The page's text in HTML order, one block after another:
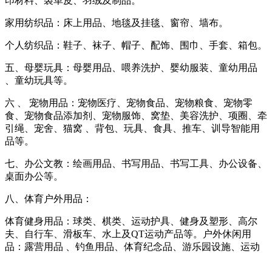
家用纺织品：床上用品、地毯及挂毯、窗帘、墙布。
个人纺织品：鞋子、袜子、帽子、配饰、围巾、手套、箱包。
五、母婴玩具：母婴用品、喂养洗护、婴幼服装、童幼用品
、童幼玩具等。
六
宠物用品：宠物医疗、宠物食品、宠物粮食、宠物零
食、宠物食品添加剂、宠物服饰、窝垫、美容洗护、项圈、牵
引绳、宠舍、猫窝
、背包、玩具、食具、推车、训导智能用
品等。
七、办公文教：绘画用品、书写用品、书写工具、办公设备、
桌面办公等。
八、体育户外用品：
体育健身用品：球类、棋类、运动护具、健身及塑形、高尔
夫、自行车、滑板车、水上及QT运动产品等。户外休闲用
品：露营用品
、钓鱼用品、体育纪念品、游乐园设施、运动